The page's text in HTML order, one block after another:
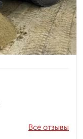
Все отзывы